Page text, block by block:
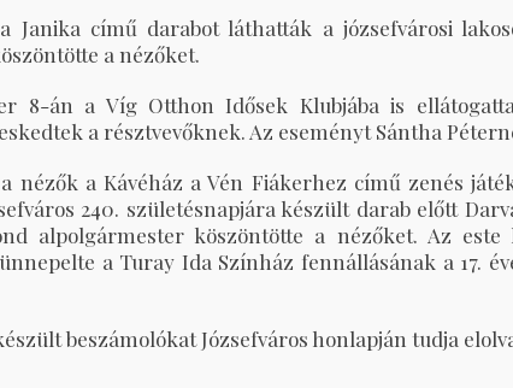
Janika című darabot láthatták a józsefvárosi
a nézőket.
8-án a Víg Otthon Idősek Klubjába is
a résztvevőknek. Az eseményt Sántha
nézők a Kávéház a Vén Fiákerhez című zenés
240. születésnapjára készült darab előtt
alpolgármester köszöntötte a nézőket. Az
a Turay Ida Színház fennállásának a 17.
beszámolókat Józsefváros honlapján tudja